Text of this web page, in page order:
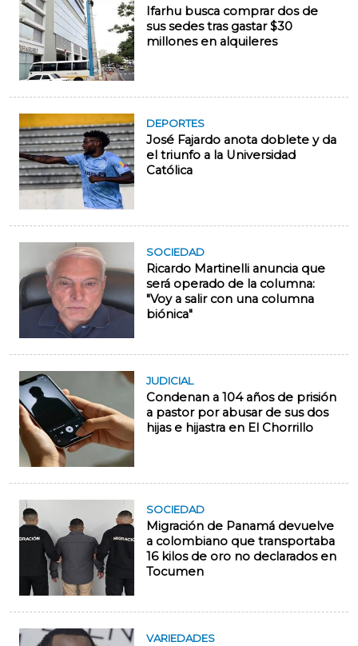
Ifarhu busca comprar dos de
sus sedes tras gastar $30
millones en alquileres
DEPORTES
José Fajardo anota doblete y da
el triunfo a la Universidad
Católica
SOCIEDAD
Ricardo Martinelli anuncia que
será operado de la columna:
"Voy a salir con una columna
biónica"
JUDICIAL
Condenan a 104 años de prisión
a pastor por abusar de sus dos
hijas e hijastra en El Chorrillo
SOCIEDAD
Migración de Panamá devuelve
a colombiano que transportaba
16 kilos de oro no declarados en
Tocumen
VARIEDADES